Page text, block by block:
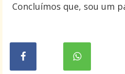
Concluímos que, sou um